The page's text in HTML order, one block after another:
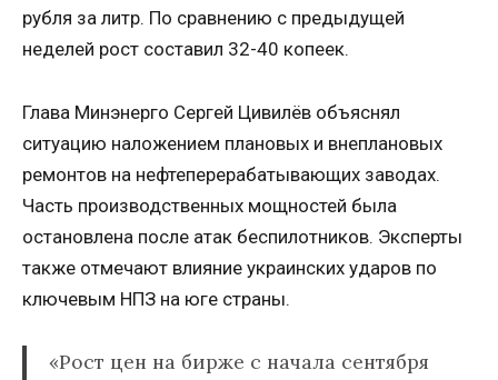
рубля за литр. По сравнению с предыдущей
неделей рост составил 32-40 копеек.
Глава Минэнерго Сергей Цивилёв объяснял
ситуацию наложением плановых и внеплановых
ремонтов на нефтеперерабатывающих заводах.
Часть производственных мощностей была
остановлена после атак беспилотников. Эксперты
также отмечают влияние украинских ударов по
ключевым НПЗ на юге страны.
«Рост цен на бирже с начала сентября